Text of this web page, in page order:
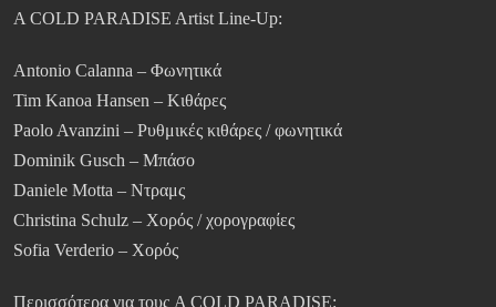
A COLD PARADISE Artist Line-Up:
Antonio Calanna – Φωνητικά
Tim Kanoa Hansen – Κιθάρες
Paolo Avanzini – Ρυθμικές κιθάρες / φωνητικά
Dominik Gusch – Μπάσο
Daniele Motta – Ντραμς
Christina Schulz – Χορός / χορογραφίες
Sofia Verderio – Χορός
Περισσότερα για τους A COLD PARADISE: